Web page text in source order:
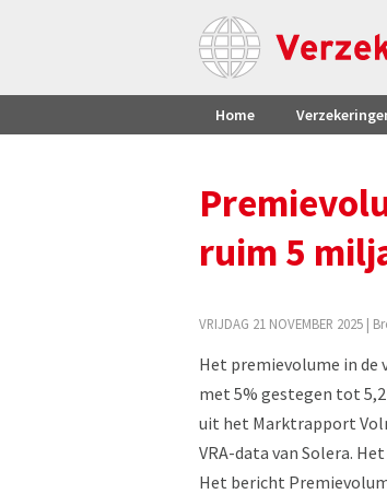
Home
ruim 5
VRIJDAG 21 NOVEMBER 2025 |
Het premievolume in de
met 5% gestegen tot
uit het Marktrapport
VRA-data van Solera.
Het bericht